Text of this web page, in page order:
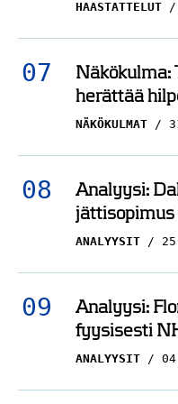
HAASTATTELUT
Näkökulma:
herättää
NÄKÖKULMAT
Analyysi:
ANALYYSIT
Analyysi:
fyysisesti
ANALYYSIT